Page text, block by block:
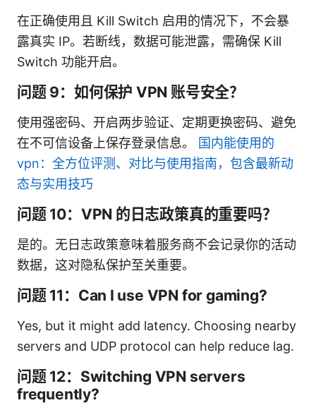
在正确使用且 Kill Switch 启用的情况下，不会暴
露真实 IP。若断线，数据可能泄露，需确保 Kill
Switch 功能开启。
问题 9：如何保护 VPN 账号安全？
使用强密码、开启两步验证、定期更换密码、避免
在不可信设备上保存登录信息。
国内能使用的
vpn：全方位评测、对比与使用指南，包含最新动
态与实用技巧
问题 10：VPN 的日志政策真的重要吗？
是的。无日志政策意味着服务商不会记录你的活动
数据，这对隐私保护至关重要。
问题 11：Can I use VPN for gaming?
Yes, but it might add latency. Choosing nearby
servers and UDP protocol can help reduce lag.
问题 12：Switching VPN servers
frequently?